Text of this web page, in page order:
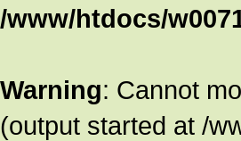
/www/htdocs/
Warning: Cannot
(output started at /